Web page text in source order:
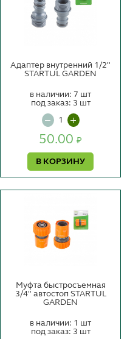
Адаптер внутренний 1/2"
STARTUL GARDEN
50.00 ₽
В КОРЗИНУ
в наличии: 7 шт
под заказ: 3 шт
Муфта быстросъемная
3/4" автостоп STARTUL
GARDEN
в наличии: 1 шт
под заказ: 3 шт